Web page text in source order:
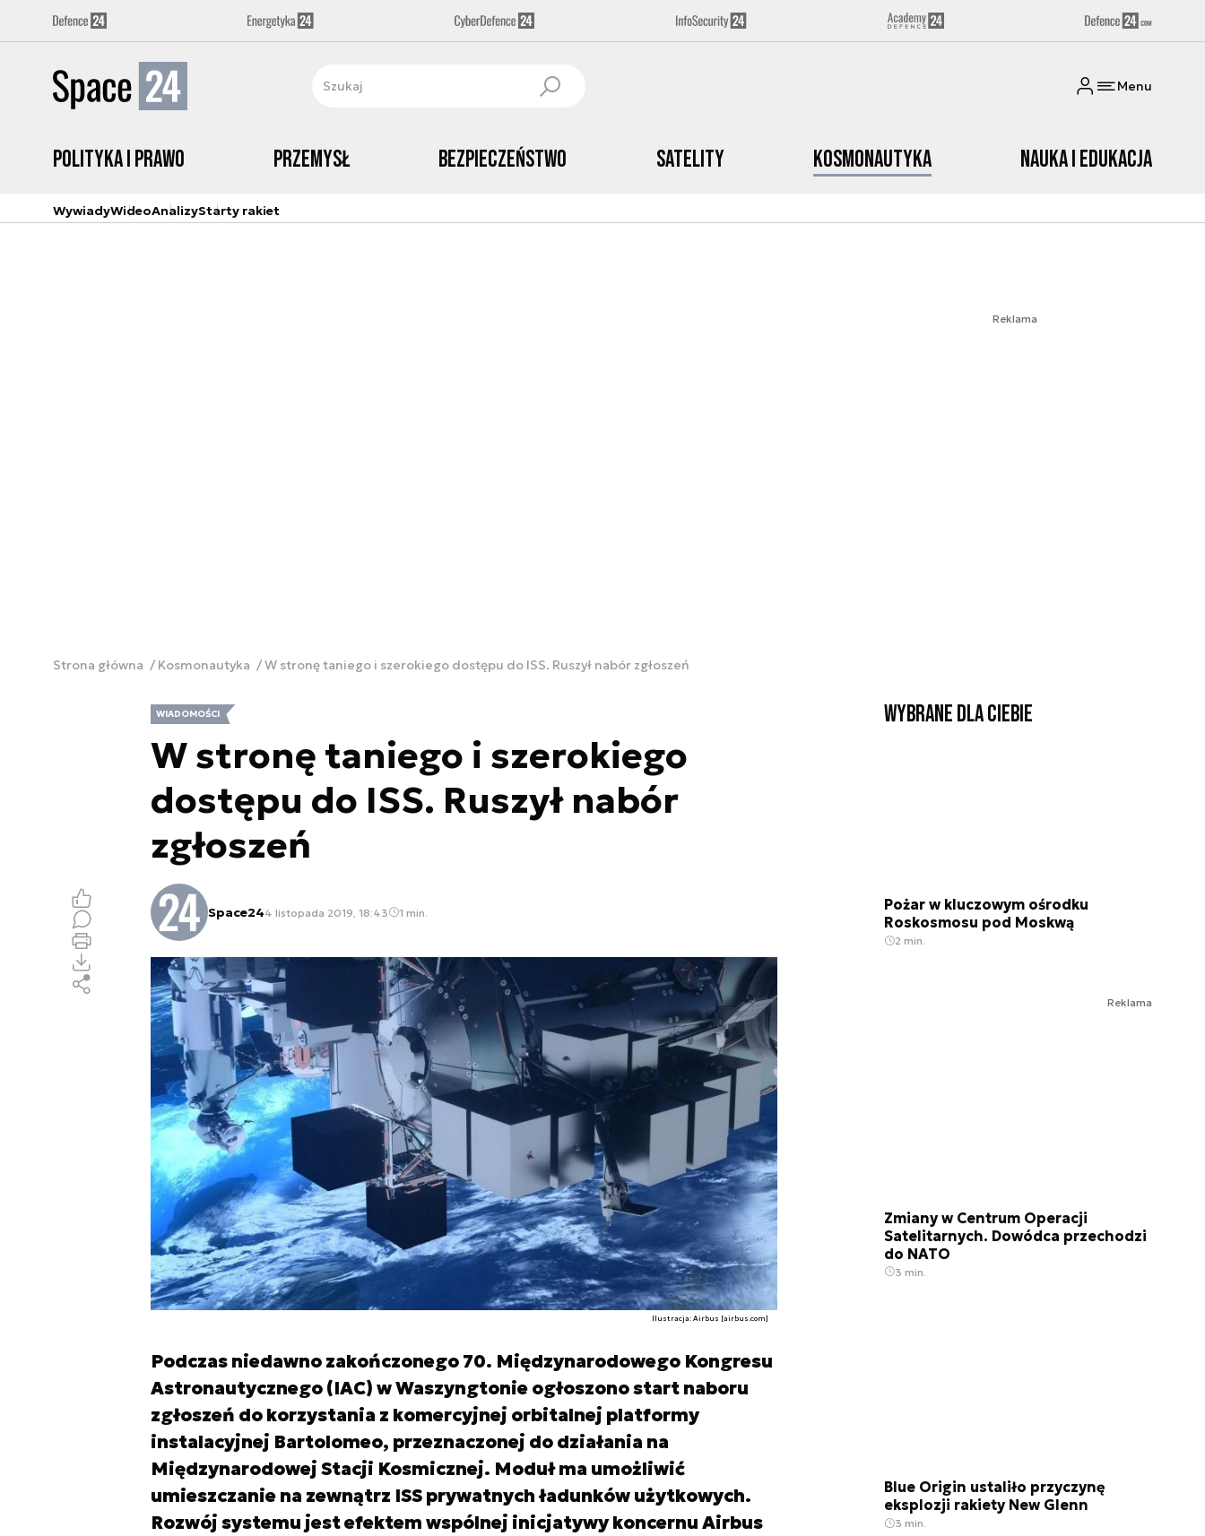
Menu
Polityka i prawo Przemysł Bezpieczeństwo Satelity Kosmonautyka Nauka i edukacja
WywiadyWideoAnalizyStarty rakiet
Reklama
Strona główna Kosmonautyka W stronę taniego i szerokiego dostępu do ISS. Ruszył nabór zgłoszeń
WIADOMOŚCI
W stronę taniego i szerokiego
dostępu do ISS. Ruszył nabór
zgłoszeń
Space244 listopada 2019, 18:43 1 min.
Ilustracja: Airbus [airbus.com]
Podczas niedawno zakończonego 70. Międzynarodowego Kongresu
Astronautycznego (IAC) w Waszyngtonie ogłoszono start naboru
zgłoszeń do korzystania z komercyjnej orbitalnej platformy
instalacyjnej Bartolomeo, przeznaczonej do działania na
Międzynarodowej Stacji Kosmicznej. Moduł ma umożliwić
umieszczanie na zewnątrz ISS prywatnych ładunków użytkowych.
Rozwój systemu jest efektem wspólnej inicjatywy koncernu Airbus
Wybrane dla Ciebie
Pożar w kluczowym ośrodku
Roskosmosu pod Moskwą
2 min.
Reklama
Zmiany w Centrum Operacji
Satelitarnych. Dowódca przechodzi
do NATO
3 min.
Blue Origin ustaliło przyczynę
eksplozji rakiety New Glenn
3 min.